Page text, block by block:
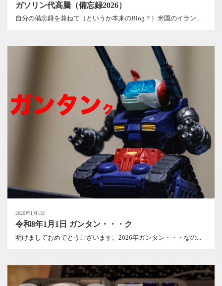
ガソリン代高騰（備忘録2026）
自分の備忘録を兼ねて（というか本来のBlog？）米国のイラン...
2026年1月1日
令和8年1月1日 ガンタン・・・ク
明けましておめでとうございます。2026年ガンタン・・・なの...